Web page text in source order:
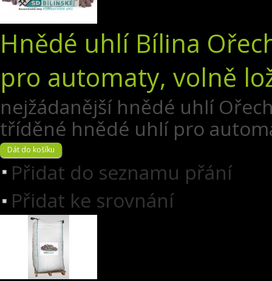
Hnědé uhlí Bílina
pro automaty, volně
nejžádanější hnědé uhlí
tříděné hnědé uhlí pro
Přidat do seznamu přání
Přidat ke srovnání